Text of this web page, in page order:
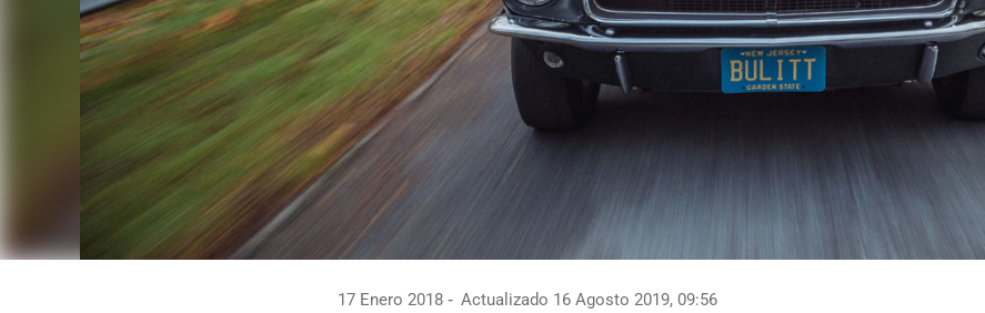
17 Enero 2018 Actualizado 16 Agosto 2019, 09:56